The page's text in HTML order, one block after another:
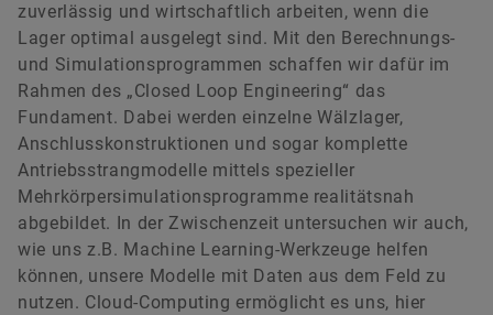
zuverlässig und wirtschaftlich arbeiten, wenn die
Lager optimal ausgelegt sind. Mit den Berechnungs-
und Simulationsprogrammen schaffen wir dafür im
Rahmen des „Closed Loop Engineering“ das
Fundament. Dabei werden einzelne Wälzlager,
Anschlusskonstruktionen und sogar komplette
Antriebsstrangmodelle mittels spezieller
Mehrkörpersimulationsprogramme realitätsnah
abgebildet. In der Zwischenzeit untersuchen wir auch,
wie uns z.B. Machine Learning-Werkzeuge helfen
können, unsere Modelle mit Daten aus dem Feld zu
nutzen. Cloud-Computing ermöglicht es uns, hier